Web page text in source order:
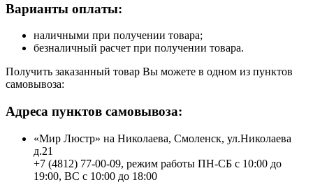
Варианты оплаты:
наличными при получении товара;
безналичный расчет при получении товара.
Получить заказанный товар Вы можете в одном из пунктов
самовывоза:
Адреса пунктов самовывоза:
«Мир Люстр» на Николаева, Смоленск, ул.Николаева
д.21
+7 (4812) 77-00-09, режим работы ПН-СБ с 10:00 до
19:00, ВС с 10:00 до 18:00